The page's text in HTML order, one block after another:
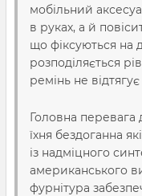
мобільний
в руках, а й
що фіксуються на
розподіляється
ремінь не
Головна перевага
їхня бездоганна
із надміцного
американського
фурнітура